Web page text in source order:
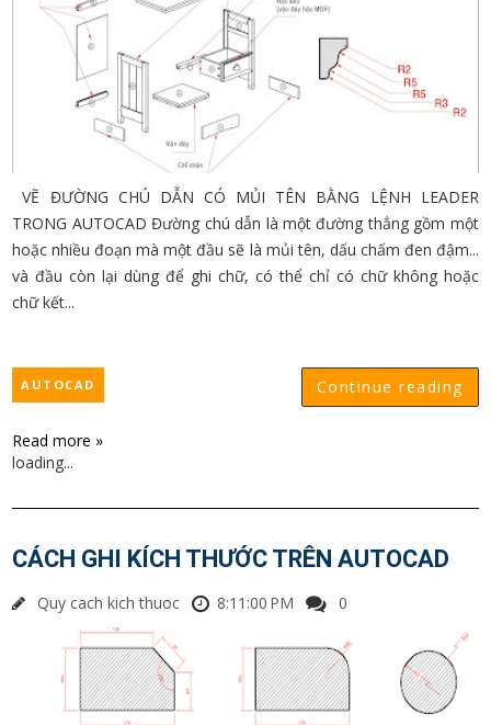
VẼ ĐƯỜNG CHÚ DẪN CÓ MỦI TÊN BẰNG LỆNH LEADER
TRONG AUTOCAD Đường chú dẫn là một đường thẳng gồm một
hoặc nhiều đoạn mà một đầu sẽ là mủi tên, dấu chấm đen đậm...
và đầu còn lại dùng để ghi chữ, có thể chỉ có chữ không hoặc
chữ kết...
Continue reading
AUTOCAD
Read more »
loading...
CÁCH GHI KÍCH THƯỚC TRÊN AUTOCAD
Quy cach kich thuoc 8:11:00 PM 0